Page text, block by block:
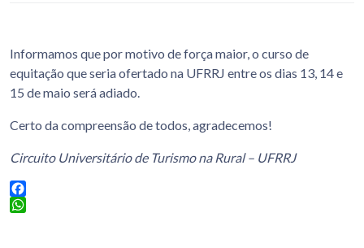
Informamos que por motivo de força maior, o curso de
equitação que seria ofertado na UFRRJ entre os dias 13, 14 e
15 de maio será adiado.
Certo da compreensão de todos, agradecemos!
Circuito Universitário de Turismo na Rural – UFRRJ
Facebook